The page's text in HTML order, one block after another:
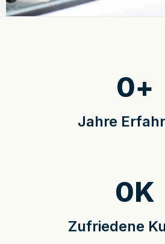
Jahre
0+
Zufriedene
0K